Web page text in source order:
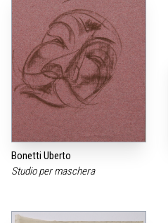
Bonetti Uberto
Studio per maschera